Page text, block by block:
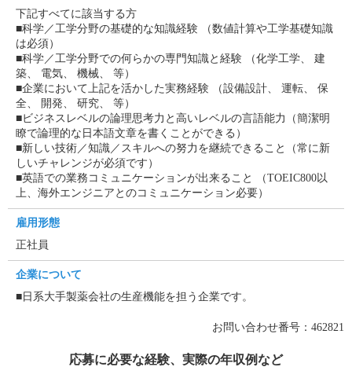
下記すべてに該当する方
■科学／工学分野の基礎的な知識経験 （数値計算や工学基礎知識
は必須）
■科学／工学分野での何らかの専門知識と経験 （化学工学、 建
築、 電気、 機械、 等）
■企業において上記を活かした実務経験 （設備設計、 運転、 保
全、 開発、 研究、 等）
■ビジネスレベルの論理思考力と高いレベルの言語能力（簡潔明
瞭で論理的な日本語文章を書くことができる）
■新しい技術／知識／スキルへの努力を継続できること（常に新
しいチャレンジが必須です）
■英語での業務コミュニケーションが出来ること （TOEIC800以
上、海外エンジニアとのコミュニケーション必要）
雇用形態
正社員
企業について
■日系大手製薬会社の生産機能を担う企業です。
お問い合わせ番号：462821
応募に必要な経験、実際の年収例など